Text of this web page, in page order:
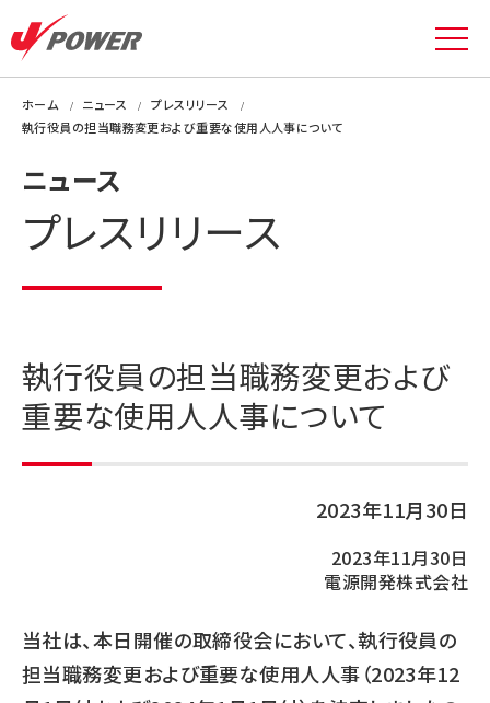
ホーム ニュース
プレスリリース
執行役員の担当職務変更および重要な使用人人事について
ニュース
プレスリリース
執行役員の担当職務変更および
重要な使用人人事について
2023年11月30日
2023年11月30日
電源開発株式会社
当社は、本日開催の取締役会において、執行役員の
担当職務変更および重要な使用人人事（2023年12